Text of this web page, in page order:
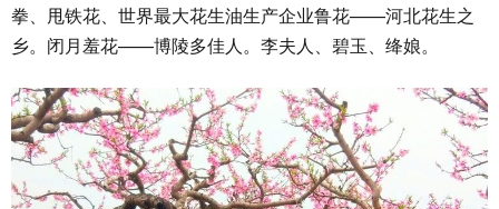
拳、甩铁花、世界最大花生油生产企业鲁花——河北花生之
乡。闭月羞花——博陵多佳人。李夫人、碧玉、绛娘。